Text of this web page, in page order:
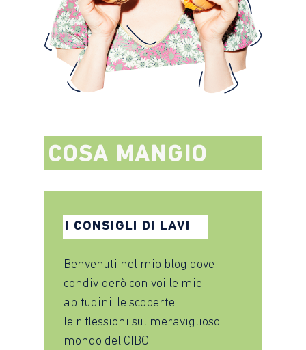
COSA MANGIO
I CONSIGLI DI LAVI
Benvenuti nel mio blog dove
condividerò con voi le mie
abitudini, le scoperte,
le riflessioni sul meraviglioso
mondo del CIBO.